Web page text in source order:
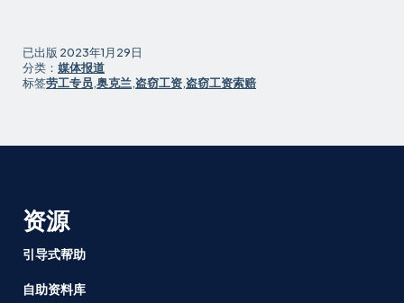
已出版 2023年1月29日
分类： 媒体报道
标签劳工专员,奥克兰,盗窃工资,盗窃工资索赔
资源
引导式帮助
自助资料库